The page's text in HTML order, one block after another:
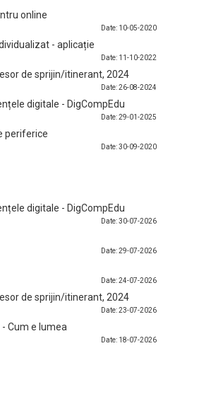
online
Date: 10-05-2020
- aplicație
Date: 11-10-2022
de sprijin/itinerant, 2024
Date: 26-08-2024
digitale - DigCompEdu
Date: 29-01-2025
periferice
Date: 30-09-2020
digitale - DigCompEdu
Date: 30-07-2026
Date: 29-07-2026
Date: 24-07-2026
de sprijin/itinerant, 2024
Date: 23-07-2026
Cum e lumea
Date: 18-07-2026